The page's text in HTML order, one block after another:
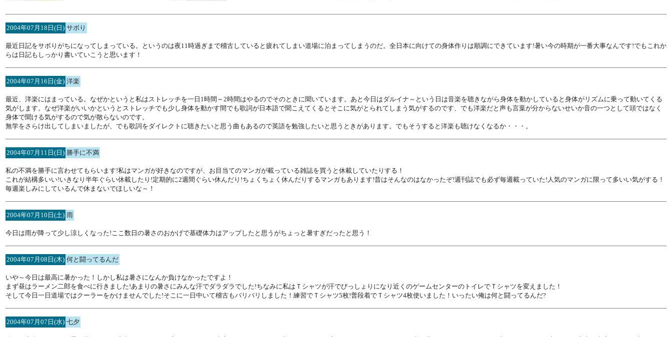
2004年07月18日(日) サボり
最近日記をサボりがちになってしまっている。というのは夜11時過ぎまで稽古していると疲れてしまい道場に泊まってしまうのだ。全日本に向けての身体作りは順調にできています!暑い今の時期が一番大事なんです!でもこれか
らは日記もしっかり書いていこうと思います！
2004年07月16日(金) 洋楽
最近、洋楽にはまっている。なぜかというと私はストレッチを一日1時間～2時間はやるのでそのときに聞いています。あと今日はダルイナ～という日は音楽を聴きながら身体を動かしていると身体がリズムに乗って動いてくる
気がします。なぜ洋楽がいいかというとストレッチでも少し身体を動かす間でも歌詞が日本語で聞こえてくるとそこに気がとられてしまう気がするのです、でも洋楽だと声も言葉が分からないせいか音の一つとして頭ではなく
身体で聞ける気がするので気が散らないのです。
無学をさらけ出してしまいましたが、でも歌詞をダイレクトに聴きたいと思う曲もあるので英語を勉強したいと思うときがあります。でもそうすると洋楽も聴けなくなるか・・・。
2004年07月11日(日) 勝手に不満
私の不満を勝手に言わせてもらいます!私はマンガが好きなのですが、お目当てのマンガが載っている雑誌を買うと休載していたりする！
これが結構多いい!いきなり半年ぐらい休載したり!定期的に2週間ぐらい休んだり!ちょくちょく休んだりするマンガもあります!昔はそんなのはなかったぞ!週刊誌でも必ず毎週載っていた!人気のマンガに限って多いい気がする！
毎週楽しみにしているんで休まないでほしいな～！
2004年07月10日(土) 雨
今日は雨が降って少し涼しくなった!ここ数日の暑さのおかげで基礎体力はアップしたと思うがちょっと暑すぎだったと思う！
2004年07月08日(木) 何と闘ってるんだ
いや～今日は最高に暑かった！しかし私は暑さになんか負けなかったですよ！
まず昼はラーメン二郎を食べに行きました!あまりの暑さにみんな汗でダラダラでした!ちなみに私はＴシャツが汗でびっしょりになり近くのゲームセンターのトイレでＴシャツを変えました！
そして今日一日道場ではクーラーをかけませんでした!そこに一日中いて稽古もバリバリしました！練習でＴシャツ5枚!普段着でＴシャツ4枚使いました！いったい俺は何と闘ってるんだ?
2004年07月07日(水) 七夕